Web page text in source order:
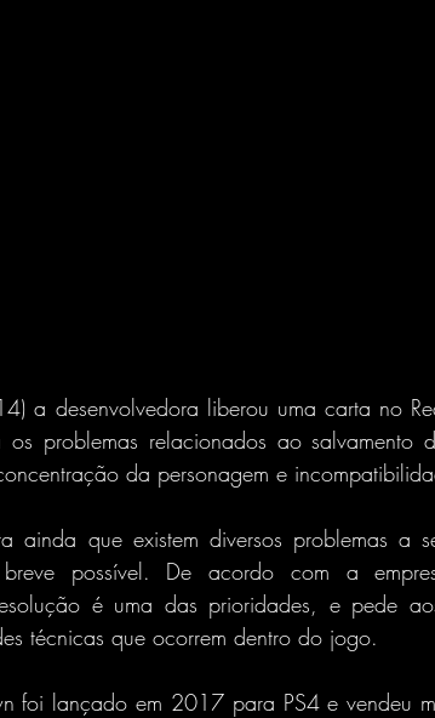
a desenvolvedora liberou uma carta no
os problemas relacionados ao
da personagem e
ainda que existem diversos problemas a
possível. De acordo com a
é uma das prioridades, e pede
técnicas que ocorrem dentro do jogo.
foi lançado em 2017 para PS4 e vendeu